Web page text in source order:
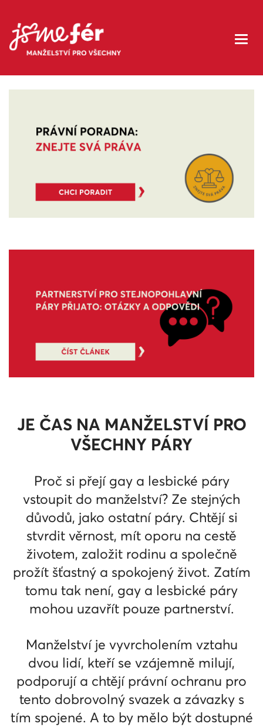
JE ČAS NA MANŽELSTVÍ PRO
VŠECHNY PÁRY
Proč si přejí gay a lesbické páry
vstoupit do manželství? Ze stejných
důvodů, jako ostatní páry. Chtějí si
stvrdit věrnost, mít oporu na cestě
životem, založit rodinu a společně
prožít šťastný a spokojený život. Zatím
tomu tak není, gay a lesbické páry
mohou uzavřít pouze partnerství.
Manželství je vyvrcholením vztahu
dvou lidí, kteří se vzájemně milují,
podporují a chtějí právní ochranu pro
tento dobrovolný svazek a závazky s
tím spojené. A to by mělo být dostupné